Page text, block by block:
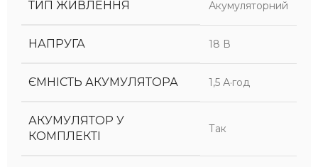
ТИП ЖИВЛЕННЯ Акумуляторний
НАПРУГА 18 В
ЄМНІСТЬ АКУМУЛЯТОРА 1,5 А·год
АКУМУЛЯТОР У
КОМПЛЕКТІ
Так